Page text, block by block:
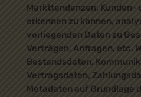
Markttendenzen, Kunden-
erkennen zu können,
vorliegenden Daten zu
Verträgen, Anfragen, etc.
Bestandsdaten,
Vertragsdaten,
Metadaten auf Grundlage